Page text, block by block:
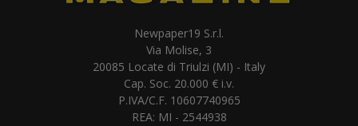
Newpaper19 S.r.l.
Via Molise, 3
20085 Locate di Triulzi (MI) - Italy
Cap. Soc. 20.000 € i.v.
P.IVA/C.F. 10607740965
REA: MI - 2544938